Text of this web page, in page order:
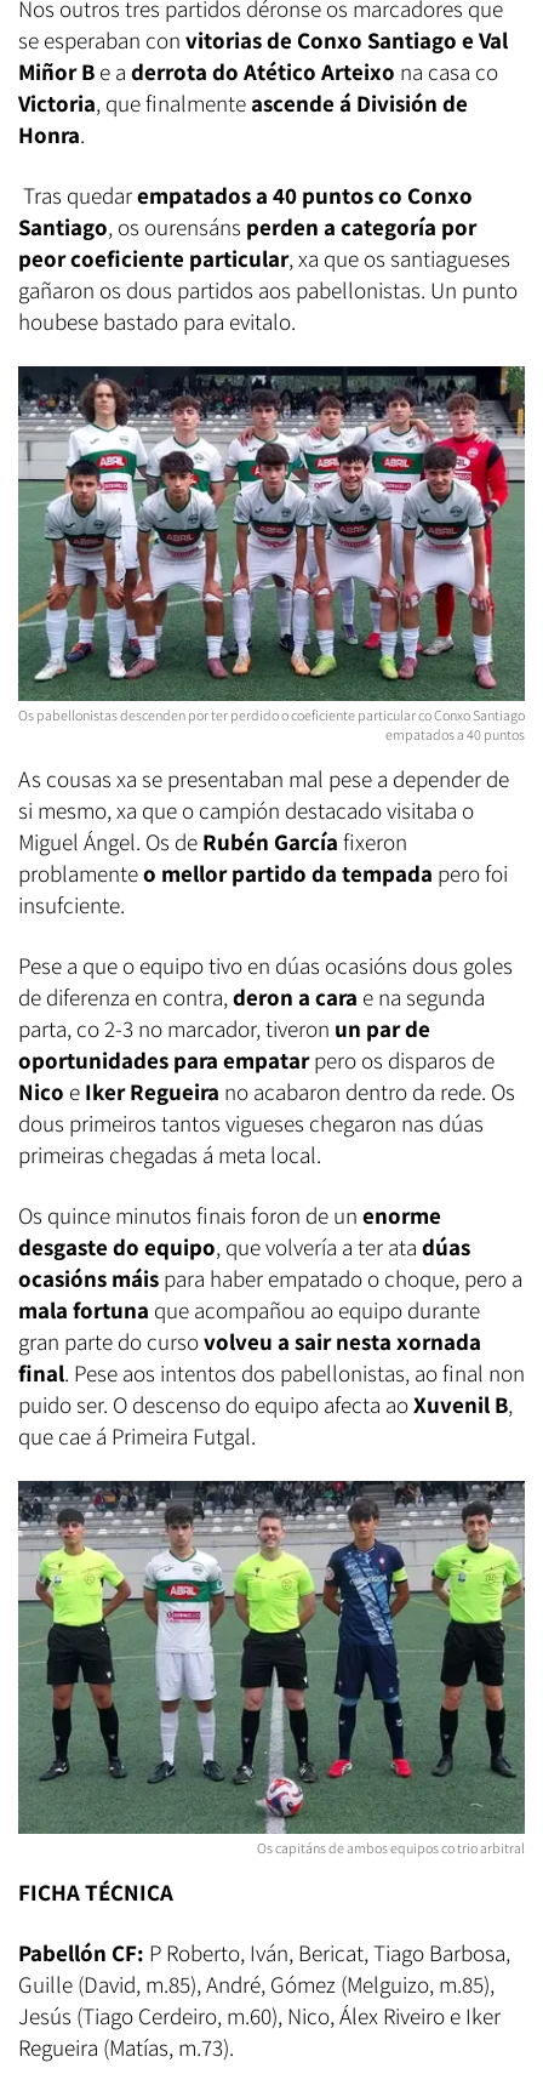
Nos outros tres partidos déronse os marcadores que
se esperaban con vitorias de Conxo Santiago e Val
Miñor B e a derrota do Atético Arteixo na casa co
Victoria, que finalmenteascende á División de
Honra.
Tras quedarempatados a 40 puntos co Conxo
Santiago, os ourensáns perden a categoría por
peor coeficiente particular, xa que os santiagueses
gañaron os dous partidos aos pabellonistas. Un punto
houbese bastado para evitalo.
Os pabellonistas descenden por ter perdido o coeficiente particular co Conxo Santiago
empatados a 40 puntos
As cousas xa se presentaban mal pese a depender de
si mesmo, xa que o campión destacado visitaba o
Miguel Ángel. Os de Rubén García fixeron
problamenteo mellor partido da tempada pero foi
insufciente.
Pese a que o equipo tivo en dúas ocasións dous goles
de diferenza en contra,deron a cara e na segunda
parta, co 2-3 no marcador, tiveron un par de
oportunidades para empatarpero os disparos de
Nico e Iker Regueira no acabaron dentro da rede. Os
dous primeiros tantos vigueses chegaron nas dúas
primeiras chegadas á meta local.
Os quince minutos finais foron de un enorme
desgaste do equipo, que volvería a ter ata dúas
ocasións máis para haber empatado o choque, pero a
mala fortuna que acompañou ao equipo durante
gran parte do cursovolveu a sair nesta xornada
final. Pese aos intentos dos pabellonistas, ao final non
puido ser. O descenso do equipo afecta aoXuvenil B,
que cae á Primeira Futgal.
Os capitáns de ambos equipos co trio arbitral
FICHA TÉCNICA
Pabellón CF: P Roberto, Iván, Bericat, Tiago Barbosa,
Guille (David, m.85), André, Gómez (Melguizo, m.85),
Jesús (Tiago Cerdeiro, m.60), Nico, Álex Riveiro e Iker
Regueira (Matías, m.73).